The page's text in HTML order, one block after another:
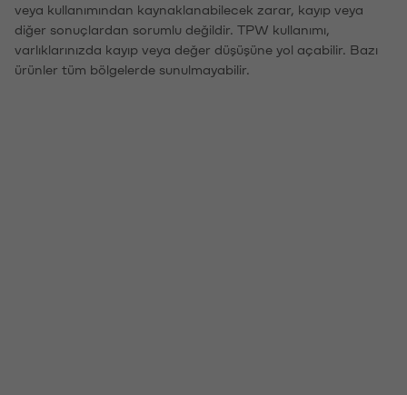
veya kullanımından kaynaklanabilecek zarar, kayıp veya
diğer sonuçlardan sorumlu değildir. TPW kullanımı,
varlıklarınızda kayıp veya değer düşüşüne yol açabilir. Bazı
ürünler tüm bölgelerde sunulmayabilir.